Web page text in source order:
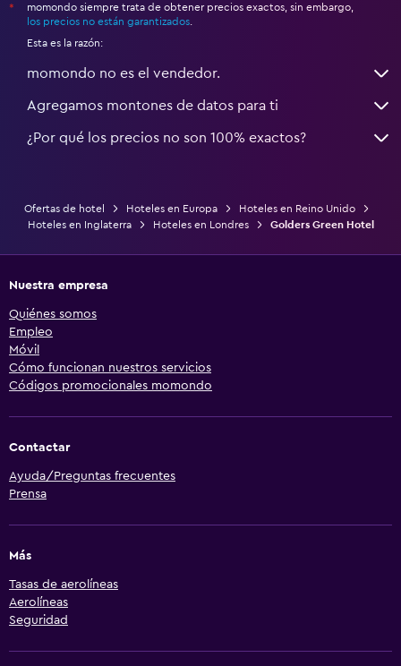
*
momondo siempre trata de obtener precios exactos, sin embargo,
los precios no están garantizados
Esta es la razón:
momondo no es el vendedor.
Agregamos montones de datos para ti
¿Por qué los precios no son 100% exactos?
Ofertas de hotel Hoteles en Europa
Hoteles en Reino Unido
Hoteles en Inglaterra
Hoteles en Londres Golders Green Hotel
Nuestra empresa
Quiénes somos
Empleo
Móvil
Cómo funcionan nuestros servicios
Códigos promocionales momondo
Contactar
Ayuda/Preguntas frecuentes
Prensa
Más
Tasas de aerolíneas
Aerolíneas
Seguridad